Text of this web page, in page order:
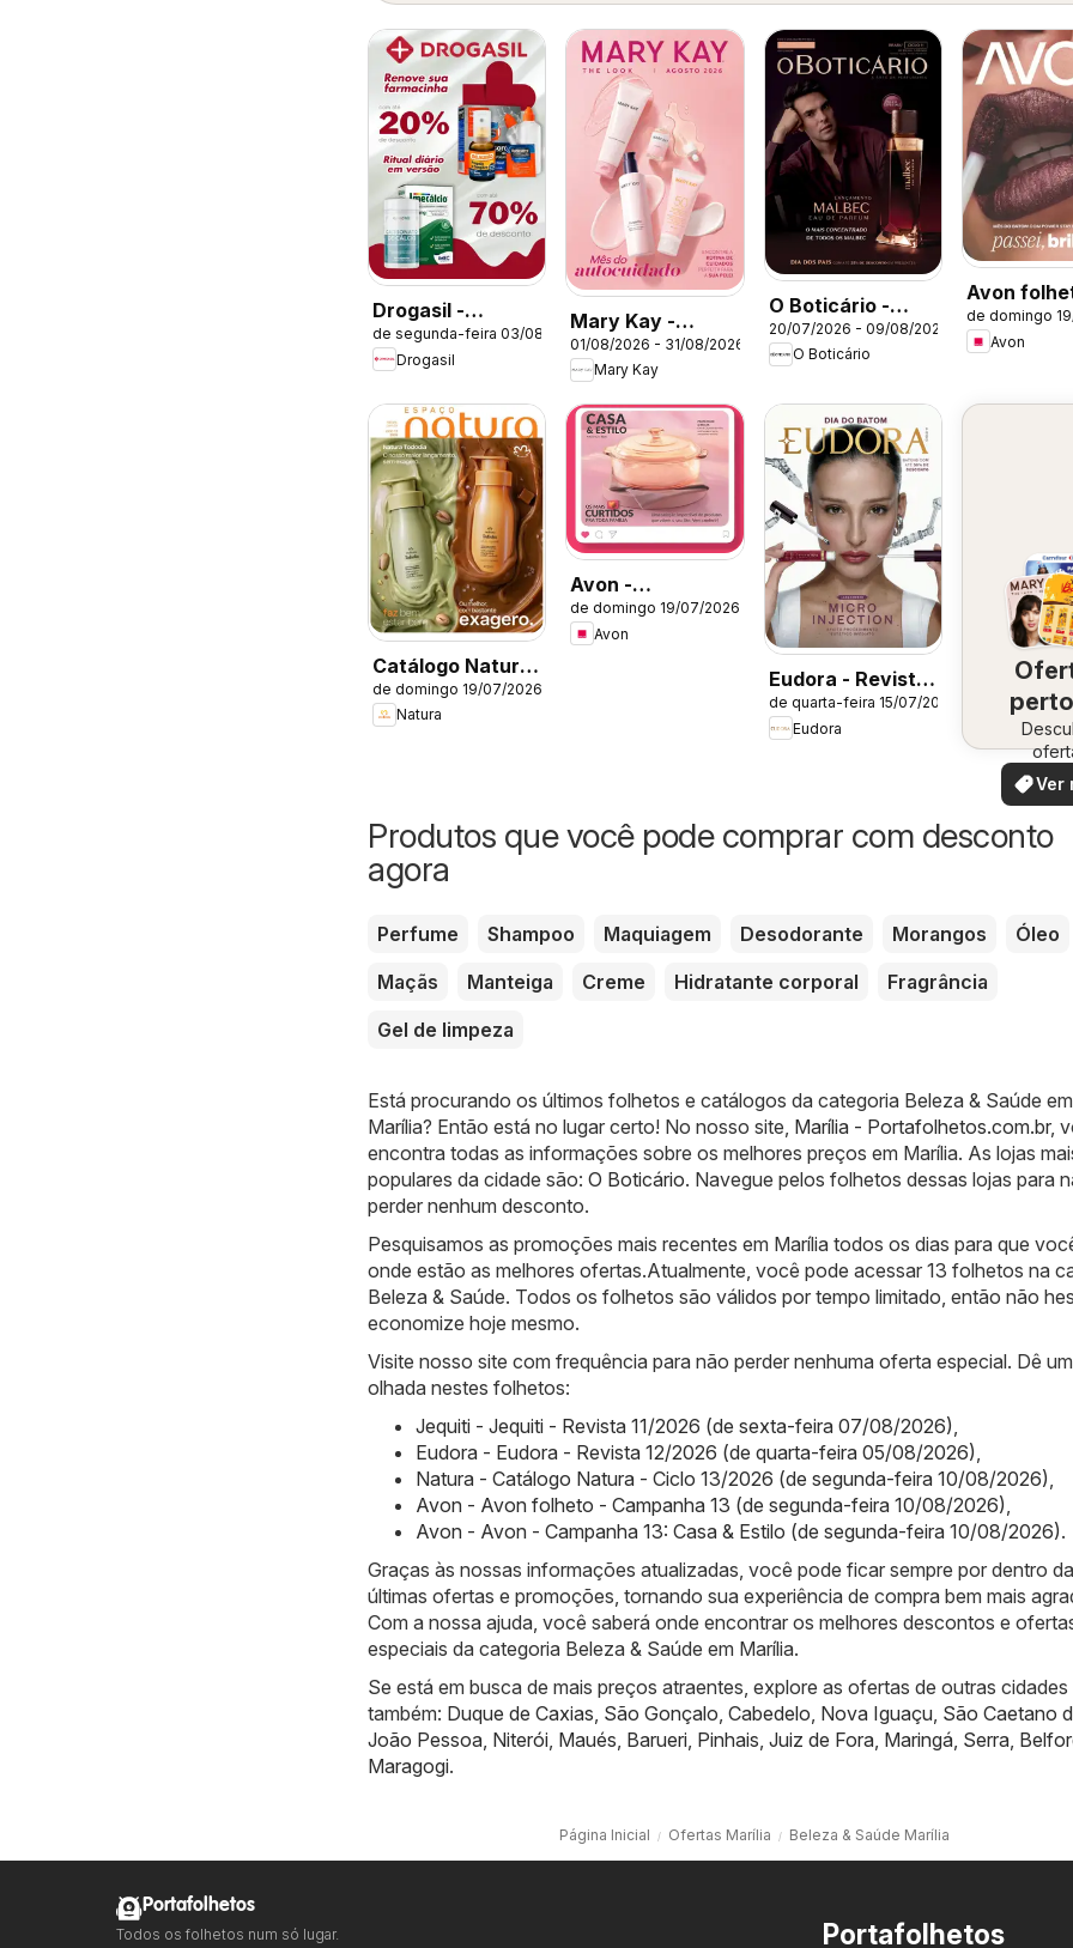
Drogasil -
Catálogo atual
de segunda-feira 03/08/2026
Drogasil
Mary Kay -
Catálogo Agosto
2026
01/08/2026 - 31/08/2026
Mary Kay
O Boticário -
Ciclo 11/2026
20/07/2026 - 09/08/2026
O Boticário
Avon
Campanha
de domingo
Avon
Catálogo Natura
- Ciclo 12/2026
de domingo 19/07/2026
Natura
Avon -
Campanha 12:
Casa & Estilo
de domingo 19/07/2026
Avon
Eudora - Revista
11/2026
de quarta-feira 15/07/2026
Eudora
Ver
Produtos que você pode comprar com desconto
agora
Perfume Shampoo Maquiagem Desodorante Morangos
Óleo
Maçãs
Manteiga Creme Hidratante corporal
Fragrância
Gel de limpeza
Está procurando os últimos folhetos e catálogos da categoria Beleza & Saúde em
Marília? Então está no lugar certo! No nosso site, Marília - Portafolhetos.com.br,
encontra todas as informações sobre os melhores preços em Marília. As lojas
populares da cidade são: O Boticário. Navegue pelos folhetos dessas lojas para
perder nenhum desconto.
Pesquisamos as promoções mais recentes em Marília todos os dias para que
onde estão as melhores ofertas.Atualmente, você pode acessar 13 folhetos na
Beleza & Saúde. Todos os folhetos são válidos por tempo limitado, então não
economize hoje mesmo.
Visite nosso site com frequência para não perder nenhuma oferta especial. Dê
olhada nestes folhetos:
Jequiti - Jequiti - Revista 11/2026 (de sexta-feira 07/08/2026),
Eudora - Eudora - Revista 12/2026 (de quarta-feira 05/08/2026),
Natura - Catálogo Natura - Ciclo 13/2026 (de segunda-feira 10/08/2026),
Avon - Avon folheto - Campanha 13 (de segunda-feira 10/08/2026),
Avon - Avon - Campanha 13: Casa & Estilo (de segunda-feira 10/08/2026).
Graças às nossas informações atualizadas, você pode ficar sempre por dentro
últimas ofertas e promoções, tornando sua experiência de compra bem mais
Com a nossa ajuda, você saberá onde encontrar os melhores descontos e
especiais da categoria Beleza & Saúde em Marília.
Se está em busca de mais preços atraentes, explore as ofertas de outras cidades
também: Duque de Caxias, São Gonçalo, Cabedelo, Nova Iguaçu, São Caetano
João Pessoa, Niterói, Maués, Barueri, Pinhais, Juiz de Fora, Maringá, Serra,
Maragogi.
Página Inicial Ofertas Marília Beleza & Saúde Marília
Portafolhetos
Portafolhetos
Todos os folhetos num só lugar.